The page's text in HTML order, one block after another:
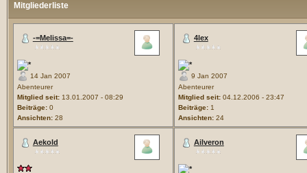
Mitgliederliste
-=Melissa=-
14 Jan 2007
Abenteurer
Mitglied seit:13.01.2007 - 08:29
Beiträge:0
Ansichten:28
4lex
9 Jan 2007
Abenteurer
Mitglied seit:04.12.2006 - 23:47
Beiträge:1
Ansichten:24
Aekold Ailveron